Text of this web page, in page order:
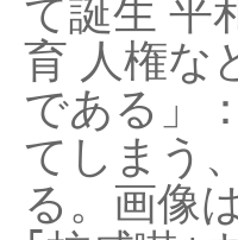
て誕生 平
育 人権な
である」
てしまう
る。画像